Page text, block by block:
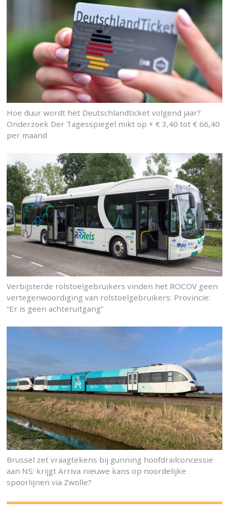
Hoe duur wordt het Deutschlandticket volgend jaar?
Onderzoek Der Tagesspiegel mikt op + € 3,40 tot € 66,40
per maand
Verbijsterde rolstoelgebruikers vinden het ROCOV geen
vertegenwoordiging van rolstoelgebruikers: Provincie:
“Er is geen achteruitgang”
Brussel zet vraagtekens bij gunning hoofdrailconcessie
aan NS: krijgt Arriva nieuwe kans op noordelijke
spoorlijnen via Zwolle?